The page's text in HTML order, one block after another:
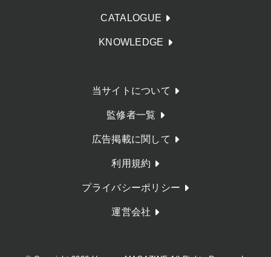
CATALOGUE
KNOWLEDGE
当サイトについて
監修者一覧
広告掲載に関して
利用規約
プライバシーポリシー
運営会社